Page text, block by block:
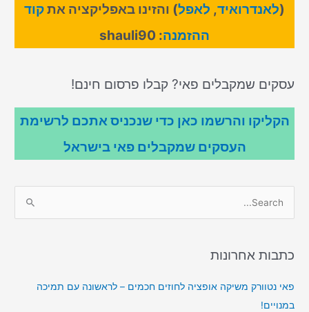
(לאנדרואיד, לאפל) והזינו באפליקציה אתקוד
ההזמנה: shauli90
עסקים שמקבלים פאי? קבלו פרסום חינם!
הקליקו והרשמו כאן כדי שנכניס אתכם לרשימת
העסקים שמקבלים פאי בישראל
r
h
f
כתבות אחרונות
פאי נטוורק משיקה אופציה לחוזים חכמים – לראשונה עם תמיכה
במנויים!